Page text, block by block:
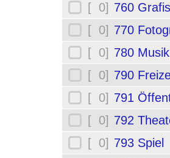
[ 0] 760
[ 0] 770
[ 0] 780 Musik
[ 0] 790
[ 0] 791
[ 0] 792
[ 0] 793 Spiel